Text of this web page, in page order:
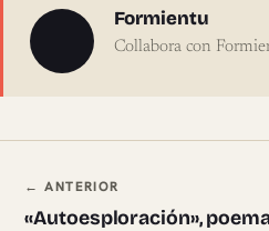
Sobre l'autor
Formientu
Collabora con
Navegación ente
← ANTERIOR
«Autoesploración»,